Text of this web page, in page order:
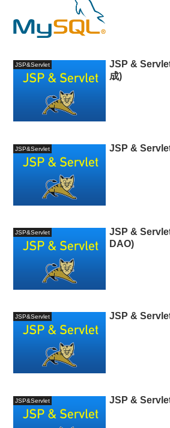
JSP&Servlet
JSP &
成)
JSP&Servlet JSP &
JSP&Servlet
JSP &
DAO)
JSP&Servlet JSP &
JSP&Servlet JSP &